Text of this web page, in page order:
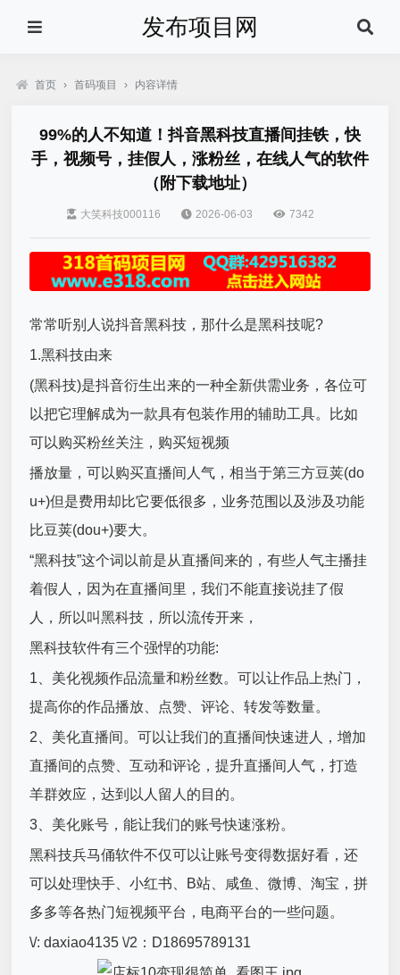
发布项目网
首页 › 首码项目 › 内容详情
99%的人不知道！抖音黑科技直播间挂铁，快
手，视频号，挂假人，涨粉丝，在线人气的软件
（附下载地址）
大笑科技000116 2026-06-03 7342
常常听别人说抖音黑科技，那什么是黑科技呢?
1.黑科技由来
(黑科技)是抖音衍生出来的一种全新供需业务，各位可
以把它理解成为一款具有包装作用的辅助工具。比如
可以购买粉丝关注，购买短视频
播放量，可以购买直播间人气，相当于第三方豆荚(do
u+)但是费用却比它要低很多，业务范围以及涉及功能
比豆荚(dou+)要大。
“黑科技”这个词以前是从直播间来的，有些人气主播挂
着假人，因为在直播间里，我们不能直接说挂了假
人，所以叫黑科技，所以流传开来，
黑科技软件有三个强悍的功能:
1、美化视频作品流量和粉丝数。可以让作品上热门，
提高你的作品播放、点赞、评论、转发等数量。
2、美化直播间。可以让我们的直播间快速进人，增加
直播间的点赞、互动和评论，提升直播间人气，打造
羊群效应，达到以人留人的目的。
3、美化账号，能让我们的账号快速涨粉。
黑科技兵马俑软件不仅可以让账号变得数据好看，还
可以处理快手、小红书、B站、咸鱼、微博、淘宝，拼
多多等各热门短视频平台，电商平台的一些问题。
\/: daxiao4135 \/2：D18695789131